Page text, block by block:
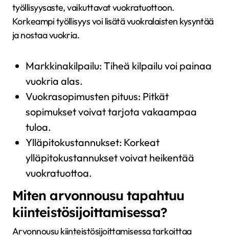
työllisyysaste, vaikuttavat vuokratuottoon.
Korkeampi työllisyys voi lisätä vuokralaisten kysyntää
ja nostaa vuokria.
Markkinakilpailu: Tiheä kilpailu voi painaa
vuokria alas.
Vuokrasopimusten pituus: Pitkät
sopimukset voivat tarjota vakaampaa
tuloa.
Ylläpitokustannukset: Korkeat
ylläpitokustannukset voivat heikentää
vuokratuottoa.
Miten arvonnousu tapahtuu
kiinteistösijoittamisessa?
Arvonnousu kiinteistösijoittamisessa tarkoittaa